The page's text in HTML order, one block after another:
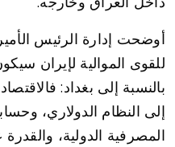
أوضحت إدارة الرئيس
للقوى الموالية لإيران
بالنسبة إلى بغداد:
إلى النظام الدولاري،
المصرفية الدولية،